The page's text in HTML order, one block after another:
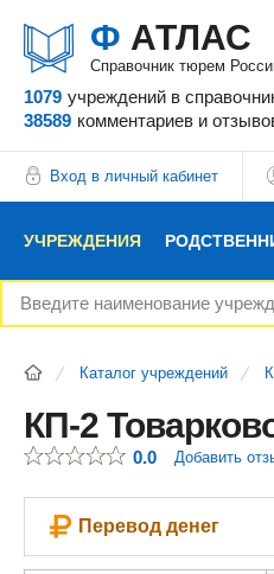
Ф АТЛАС
Справочник тюрем
1079 учреждений в
38589 комментариев и
Вход в личный кабинет
УЧРЕЖДЕНИЯ
НОВОСТИ БЛОГ
РЕКЛАМОДАТЕЛЯМ
Каталог учреждений
КП-2
0.0 Добавить
Перевод денег